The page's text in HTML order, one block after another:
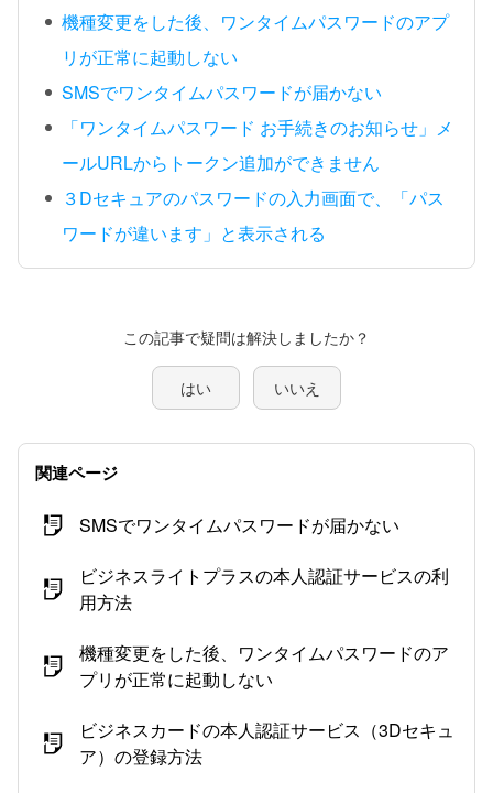
機種変更をした後、ワンタイムパスワードのアプ
リが正常に起動しない
SMSでワンタイムパスワードが届かない
「ワンタイムパスワード お手続きのお知らせ」メ
ールURLからトークン追加ができません
３Dセキュアのパスワードの入力画面で、「パス
ワードが違います」と表示される
この記事で疑問は解決しましたか？
はい いいえ
関連ページ
SMSでワンタイムパスワードが届かない
ビジネスライトプラスの本人認証サービスの利
用方法
機種変更をした後、ワンタイムパスワードのア
プリが正常に起動しない
ビジネスカードの本人認証サービス（3Dセキュ
ア）の登録方法